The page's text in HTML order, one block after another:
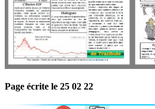
Page écrite le 25 02 22